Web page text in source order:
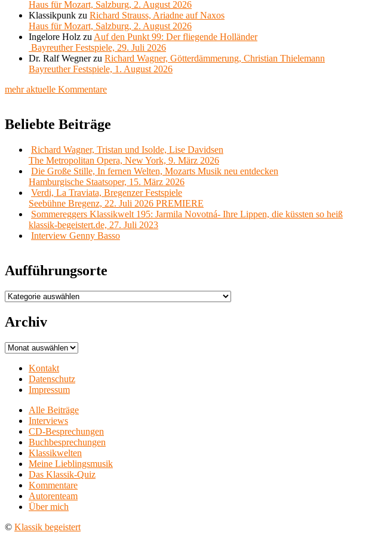
Haus für Mozart, Salzburg, 2. August 2026
Klassikpunk zu Richard Strauss, Ariadne auf Naxos
Haus für Mozart, Salzburg, 2. August 2026
Ingelore Holz zu Auf den Punkt 99: Der fliegende Holländer
Bayreuther Festspiele, 29. Juli 2026
Dr. Ralf Wegnerzu Richard Wagner, Götterdämmerung, Christian Thielemann
Bayreuther Festspiele, 1. August 2026
mehr aktuelle Kommentare
Beliebte Beiträge
Richard Wagner, Tristan und Isolde, Lise Davidsen
The Metropolitan Opera, New York, 9. März 2026
Die Große Stille, In fernen Welten, Mozarts Musik neu entdecken
Hamburgische Staatsoper, 15. März 2026
Verdi, La Traviata, Bregenzer Festspiele
Seebühne Bregenz, 22. Juli 2026 PREMIERE
Sommereggers Klassikwelt 195: Jarmila Novotná- Ihre Lippen, die küssten so heiß
klassik-begeistert.de, 27. Juli 2023
Interview Genny Basso
Aufführungsorte
Aufführungsorte
Archiv
Archiv
Kontakt
Datenschutz
Impressum
Alle Beiträge
Interviews
CD-Besprechungen
Buchbesprechungen
Klassikwelten
Meine Lieblingsmusik
Das Klassik-Quiz
Kommentare
Autorenteam
Über mich
© Klassik begeistert